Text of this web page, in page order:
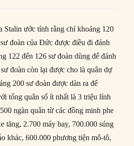
Stalin ước tính rằng chỉ khoảng 120
đoàn của Đức được điều đi đánh
122 đến 126 sư đoàn dùng để đánh
đoàn còn lại được cho là quân dự
200 sư đoàn được dàn ra để
tổng quân số ít nhất là 3 triệu lính
ngàn quân từ các đồng minh phe
tăng, 2.700 máy bay, 700.000 súng
khác, 600.000 phương tiện mô-tô,